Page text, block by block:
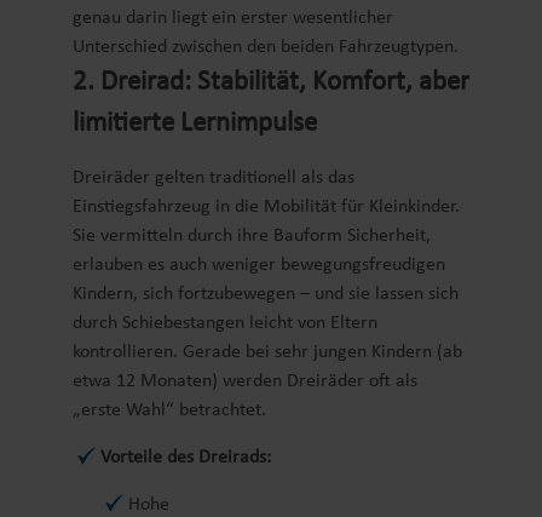
genau darin liegt ein erster wesentlicher
Unterschied zwischen den beiden Fahrzeugtypen.
2. Dreirad: Stabilität, Komfort, aber
limitierte Lernimpulse
Dreiräder gelten traditionell als das
Einstiegsfahrzeug in die Mobilität für Kleinkinder.
Sie vermitteln durch ihre Bauform Sicherheit,
erlauben es auch weniger bewegungsfreudigen
Kindern, sich fortzubewegen – und sie lassen sich
durch Schiebestangen leicht von Eltern
kontrollieren. Gerade bei sehr jungen Kindern (ab
etwa 12 Monaten) werden Dreiräder oft als
„erste Wahl“ betrachtet.
Vorteile des Dreirads:
Hohe